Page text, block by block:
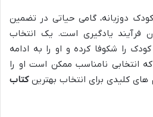
دوزبانه، گامی حیاتی در تضمین
یادگیری است. یک انتخاب
را شکوفا کرده و او را به ادامه
انتخابی نامناسب ممکن است او را
های کلیدی برای انتخاب بهترینکتاب